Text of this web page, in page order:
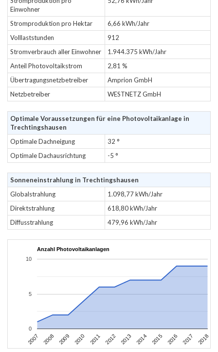
Einwohner
Stromproduktion pro Hektar
6,66 kWh/Jahr
Volllaststunden
912
Stromverbrauch aller Einwohner
1.944.375 kWh/Jahr
Anteil Photovoltaikstrom
2,81 %
Übertragungsnetzbetreiber
Amprion GmbH
Netzbetreiber
WESTNETZ GmbH
Optimale Voraussetzungen für eine Photovoltaikanlage in
Trechtingshausen
Optimale Dachneigung
32 °
Optimale Dachausrichtung
-5 °
Sonneneinstrahlung in Trechtingshausen
Globalstrahlung
1.098,77 kWh/Jahr
Direktstrahlung
618,80 kWh/Jahr
Diffusstrahlung
479,96 kWh/Jahr
Anzahl Photovoltaikanlagen
2007 2008 2009 2010 2011 2012 2013 2014 2015 2016 2017 2018
0
5
10